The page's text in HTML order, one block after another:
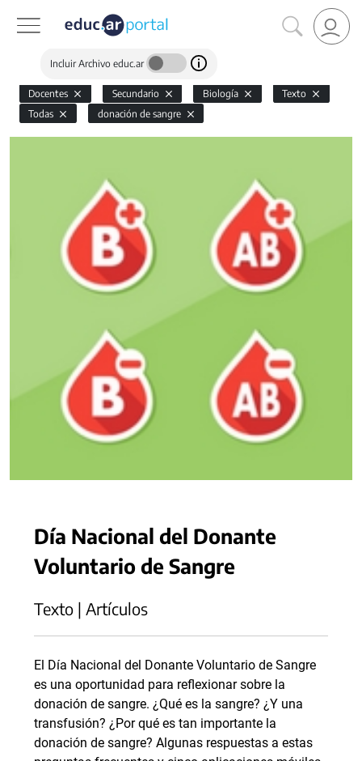
Incluir Archivo educ.ar
Docentes Secundario Biología
Texto
Todas
donación de sangre
Día Nacional del Donante
Voluntario de Sangre
Texto | Artículos
El Día Nacional del Donante Voluntario de Sangre
es una oportunidad para reflexionar sobre la
donación de sangre. ¿Qué es la sangre? ¿Y una
transfusión? ¿Por qué es tan importante la
donación de sangre? Algunas respuestas a estas